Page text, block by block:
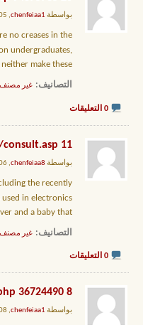
بواسطة chenfeiaa1, 05-06-2015 عند 06:18 AM
no creases in the
undergraduates,
make these
التصانيف غير مصنف
0 التعليقات
11 http://www.aimp.co.uk/consult.asp
بواسطة chenfeiaa8, 06-06-2015 عند 07:30 AM
the recently
used in electronics.
and a baby that
التصانيف غير مصنف
0 التعليقات
8 http://www.lypwg.org.uk/config.php 36724490
بواسطة chenfeiaa1, 08-06-2015 عند 06:10 AM